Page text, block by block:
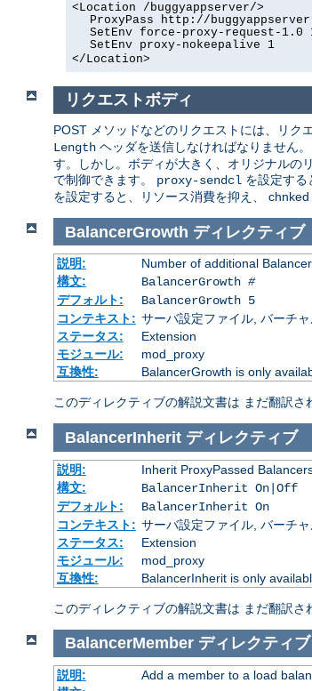
<Location /buggyappserver/>
ProxyPass http://
SetEnv force-proxy-request-1.0
SetEnv proxy-nokeepalive 1
</Location>
リクエストボディ
POST メソッドなどのリクエストには、リク
Length ヘッダを送信しなければなりません
す。しかし。ボディが大きく、オリジナルの
で制御できます。 proxy-sendcl を設定する
を設定すると、リソース消費を抑え、
BalancerGrowth ディレクティブ
説明:
Number of additional
構文:
BalancerGrowth #
デフォルト:
BalancerGrowth 5
コンテキスト: サーバ設定ファイル, バーチャ
ステータス:
Extension
モジュール:
mod_proxy
互換性:
BalancerGrowth is only
このディレクティブの解説文書は まだ翻訳さ
BalancerInherit ディレクティブ
説明:
Inherit ProxyPassed
構文:
BalancerInherit On|Off
デフォルト:
BalancerInherit On
コンテキスト: サーバ設定ファイル, バーチャ
ステータス:
Extension
モジュール:
mod_proxy
互換性:
BalancerInherit is only
このディレクティブの解説文書は まだ翻訳さ
BalancerMember ディレクティブ
説明:
Add a member to a load